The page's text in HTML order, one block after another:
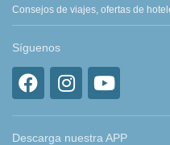
Consejos de viajes, ofertas de
Síguenos
Descarga nuestra APP